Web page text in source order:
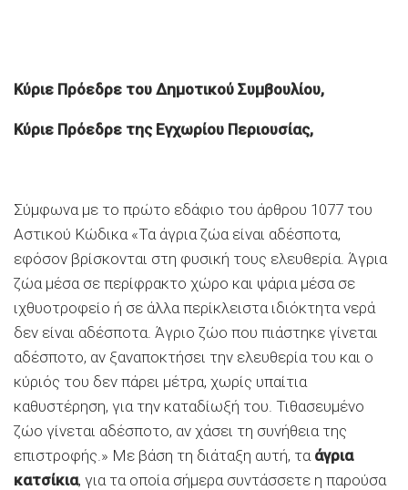
Κύριε Πρόεδρε του Δημοτικού Συμβουλίου,
Κύριε Πρόεδρε της Εγχωρίου Περιουσίας,
Σύμφωνα με το πρώτο εδάφιο του άρθρου 1077 του
Αστικού Κώδικα «Τα άγρια ζώα είναι αδέσποτα,
εφόσον βρίσκονται στη φυσική τους ελευθερία. Άγρια
ζώα μέσα σε περίφρακτο χώρο και ψάρια μέσα σε
ιχθυοτροφείο ή σε άλλα περίκλειστα ιδιόκτητα νερά
δεν είναι αδέσποτα. Άγριο ζώο που πιάστηκε γίνεται
αδέσποτο, αν ξαναποκτήσει την ελευθερία του και ο
κύριός του δεν πάρει μέτρα, χωρίς υπαίτια
καθυστέρηση, για την καταδίωξή του. Τιθασευμένο
ζώο γίνεται αδέσποτο, αν χάσει τη συνήθεια της
επιστροφής.» Με βάση τη διάταξη αυτή, τα άγρια
κατσίκια, για τα οποία σήμερα συντάσσετε η παρούσα